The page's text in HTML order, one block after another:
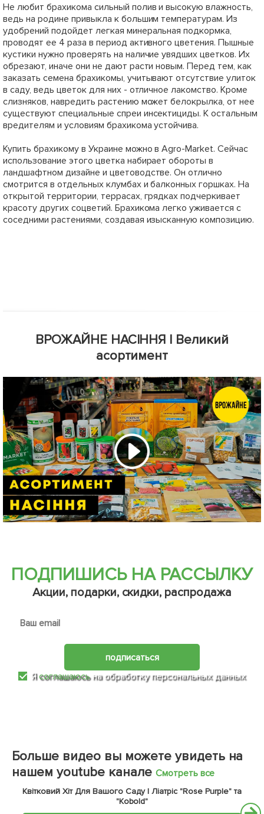
Не любит брахикома сильный полив и высокую влажность,
ведь на родине привыкла к большим температурам. Из
удобрений подойдет легкая минеральная подкормка,
проводят ее 4 раза в период активного цветения. Пышные
кустики нужно проверять на наличие увядших цветков. Их
обрезают, иначе они не дают расти новым. Перед тем, как
заказать семена брахикомы, учитывают отсутствие улиток
в саду, ведь цветок для них - отличное лакомство. Кроме
слизняков, навредить растению может белокрылка, от нее
существуют специальные спреи инсектициды. К остальным
вредителям и условиям брахикома устойчива.
Купить брахикому в Украине можно в Agro-Market. Сейчас
использование этого цветка набирает обороты в
ландшафтном дизайне и цветоводстве. Он отлично
смотрится в отдельных клумбах и балконных горшках. На
открытой территории, террасах, грядках подчеркивает
красоту других соцветий. Брахикома легко уживается с
соседними растениями, создавая изысканную композицию.
ВРОЖАЙНЕ НАСІННЯ | Великий
асортимент
ПОДПИШИСЬ НА РАССЫЛКУ
Акции, подарки, скидки, распродажа
подписаться
Ясоглашаюсьна обработку персональных данных
Больше видео вы можете увидеть на
нашем youtube канале Смотреть все
Квітковий Хіт Для Вашого Саду | Ліатріс "Rose Purple" та
"Kobold"